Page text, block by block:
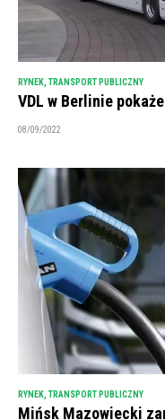
RYNEK TRANSPORT PUBLICZNY
VDL w Berlinie
08/09/2022
RYNEK TRANSPORT PUBLICZNY
Mińsk Mazowiecki